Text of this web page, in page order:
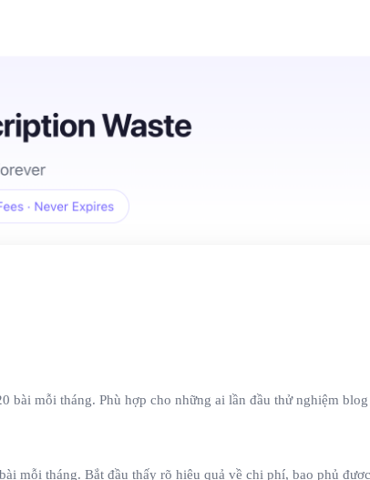
bài mỗi tháng. Phù hợp cho những ai lần đầu thử nghiệm
mỗi tháng. Bắt đầu thấy rõ hiệu quả về chi phí, bao phủ